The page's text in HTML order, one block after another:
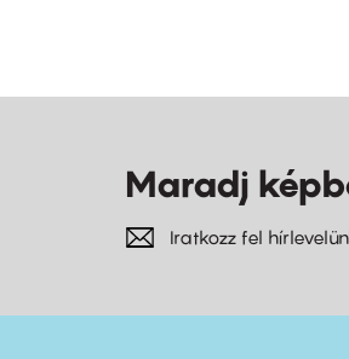
Maradj
Iratkozz fel